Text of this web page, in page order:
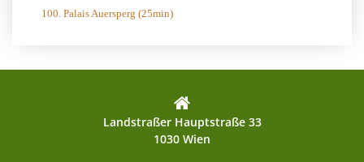
100. Palais Auersperg (25min)
Landstraßer Hauptstraße 33
1030 Wien